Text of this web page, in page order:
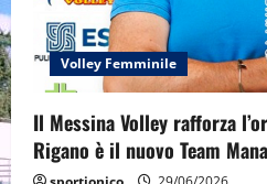
Volley Femminile
Il Messina Volley rafforza
Rigano è il nuovo Team